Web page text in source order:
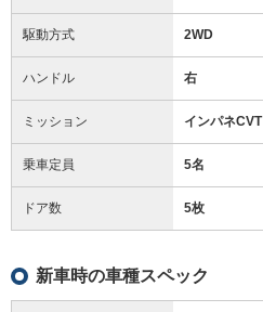
駆動方式 2WD
ハンドル 右
ミッション インパネCVT
乗車定員 5名
ドア数 5枚
新車時の車種スペック